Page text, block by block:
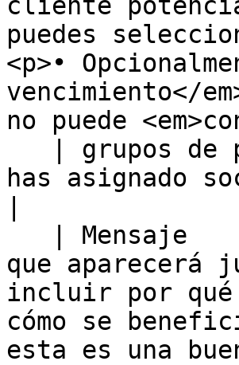
puedes
<p>•
vencimiento</
no puede
has asignado
que aparecerá
incluir por
cómo se
esta es una